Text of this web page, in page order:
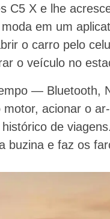
C5 X e lhe
em um
o carro pelo
o veículo no
— Bluetooth,
acionar o
de
buzina e faz os